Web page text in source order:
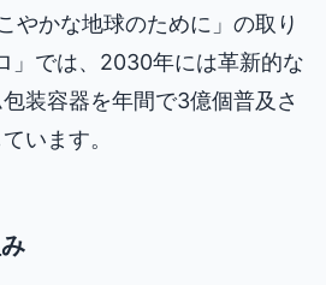
やかな地球のために」の取り
」では、2030年には革新的な
装容器を年間で3億個普及さ
います。